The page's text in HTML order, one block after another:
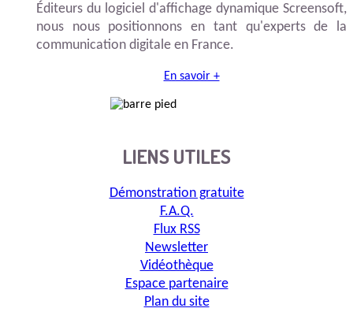
Éditeurs du logiciel d'affichage dynamique Screensoft,
nous nous positionnons en tant qu'experts de la
communication digitale en France.
En savoir +
LIENS UTILES
Démonstration gratuite
F.A.Q.
Flux RSS
Newsletter
Vidéothèque
Espace partenaire
Plan du site